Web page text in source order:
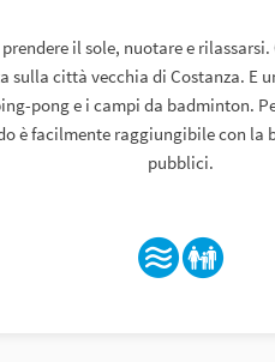
il sole, nuotare e
città vecchia di Costanza. E
pong e i campi da badminton.
è facilmente raggiungibile con la
pubblici.